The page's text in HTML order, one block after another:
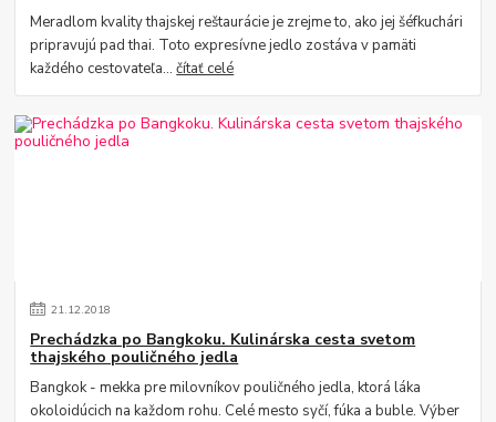
Meradlom kvality thajskej reštaurácie je zrejme to, ako jej šéfkuchári
pripravujú pad thai. Toto expresívne jedlo zostáva v pamäti
každého cestovateľa...čítať celé
21.12.2018
Prechádzka po Bangkoku. Kulinárska cesta svetom
thajského pouličného jedla
Bangkok - mekka pre milovníkov pouličného jedla, ktorá láka
okoloidúcich na každom rohu. Celé mesto syčí, fúka a buble. Výber